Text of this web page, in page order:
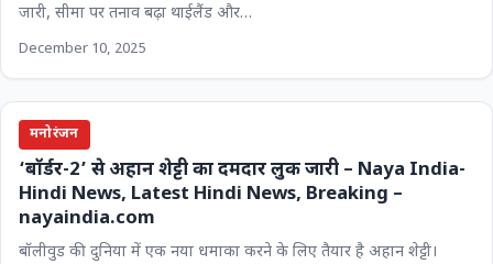
जारी, सीमा पर तनाव बढ़ा थाईलैंड और…
December 10, 2025
मनोरंजन
‘बॉर्डर-2’ से अहान शेट्टी का दमदार लुक जारी – Naya India-
Hindi News, Latest Hindi News, Breaking –
nayaindia.com
बॉलीवुड की दुनिया में एक नया धमाका करने के लिए तैयार है अहान शेट्टी।